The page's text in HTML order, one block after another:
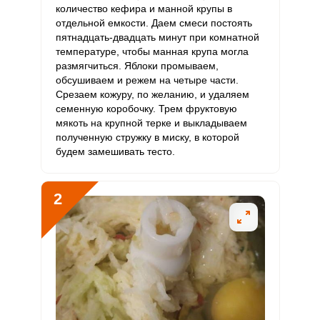
Витамин
D
10 мкг
Витамин
E
Биотин 26 мг 50 мг 10.7
Витамин
К
4.7 мкг 120 мкг
Витамин
РР
7.9 мг 20 мг 8.2 9.9
Калий 953.5 мг 2500 мг 9.5
Кальций 227.5 мг 1000 мг 4.7 5.7
Кремний 8.5 мг 30 мг 5.8
количество кефира и манной крупы в
отдельной емкости. Даем смеси постоять
пятнадцать-двадцать минут при комнатной
температуре, чтобы манная крупа могла
размягчиться. Яблоки промываем,
обсушиваем и режем на четыре части.
Срезаем кожуру, по желанию, и удаляем
семенную коробочку. Трем фруктовую
мякоть на крупной терке и выкладываем
полученную стружку в миску, в которой
будем замешивать тесто.
2
Войдите
с помощью социальных сетей:
или
Сообщить об ошибке